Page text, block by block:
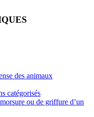
des animaux
catégorisés
ou de griffure d’un